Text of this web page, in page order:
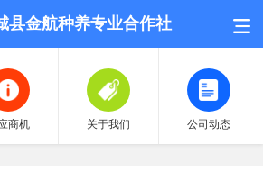
县金航种养专业合作社
商机 关于我们 公司动态